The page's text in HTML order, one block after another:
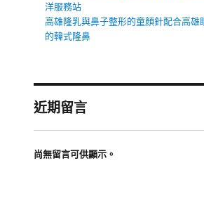
洋服務站
高雄隆乳與鼻子整形的童顏針配合高雄
的韓式隆鼻
近期留言
尚無留言可供顯示。